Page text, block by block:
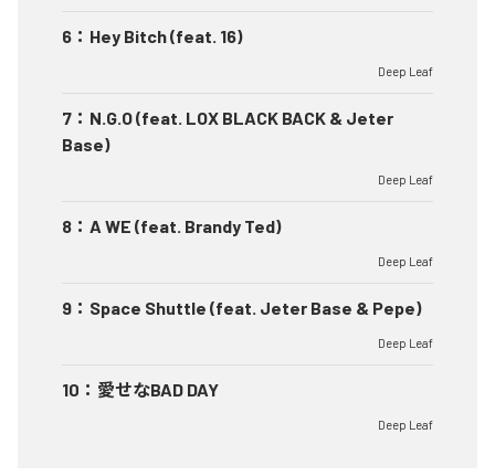
6 ： Hey Bitch (feat. 16)
Deep Leaf
7 ： N.G.O (feat. LOX BLACK BACK & Jeter
Base)
Deep Leaf
8 ： A WE (feat. Brandy Ted)
Deep Leaf
9 ： Space Shuttle (feat. Jeter Base & Pepe)
Deep Leaf
10 ： 愛せなBAD DAY
Deep Leaf